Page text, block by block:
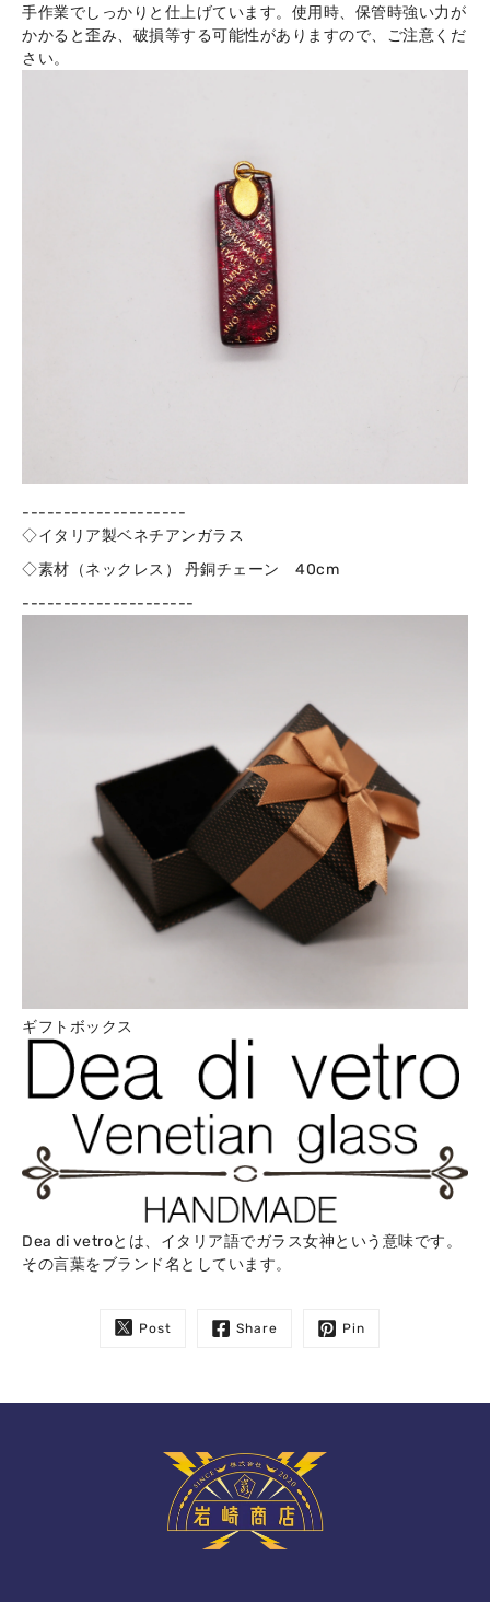
手作業でしっかりと仕上げています。使用時、保管時強い力が
かかると歪み、破損等する可能性がありますので、ご注意くだ
さい。
--------------------
◇イタリア製ベネチアンガラス
◇素材（ネックレス） 丹銅チェーン 40cm
---------------------
ギフトボックス
Dea di vetroとは、イタリア語でガラス女神という意味です。
その言葉をブランド名としています。
Post Share Pin